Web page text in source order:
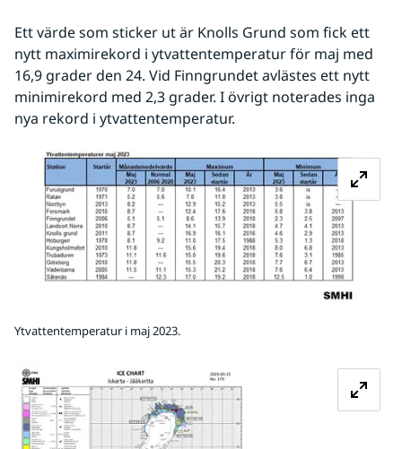
Ett värde som sticker ut är Knolls Grund som fick ett
nytt maximirekord i ytvattentemperatur för maj med
16,9 grader den 24. Vid Finngrundet avlästes ett nytt
minimirekord med 2,3 grader. I övrigt noterades inga
nya rekord i ytvattentemperatur.
Ytvattentemperatur i maj 2023.